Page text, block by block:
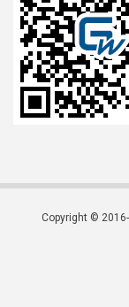
Copyright ©